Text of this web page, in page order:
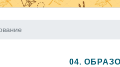
04.